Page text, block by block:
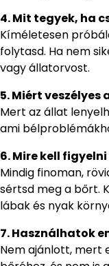
4. Mit tegyek, ha
Kíméletesen
folytasd. Ha nem
vagy állatorvost.
5. Miért veszélyes
Mert az állat
ami
6. Mire kell
Mindig finoman,
sértsd meg a bőrt.
lábak és nyak
7. Használhatok
Nem ajánlott, mert